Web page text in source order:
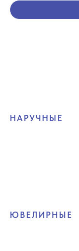
НАРУЧНЫЕ
ЮВЕЛИРНЫЕ